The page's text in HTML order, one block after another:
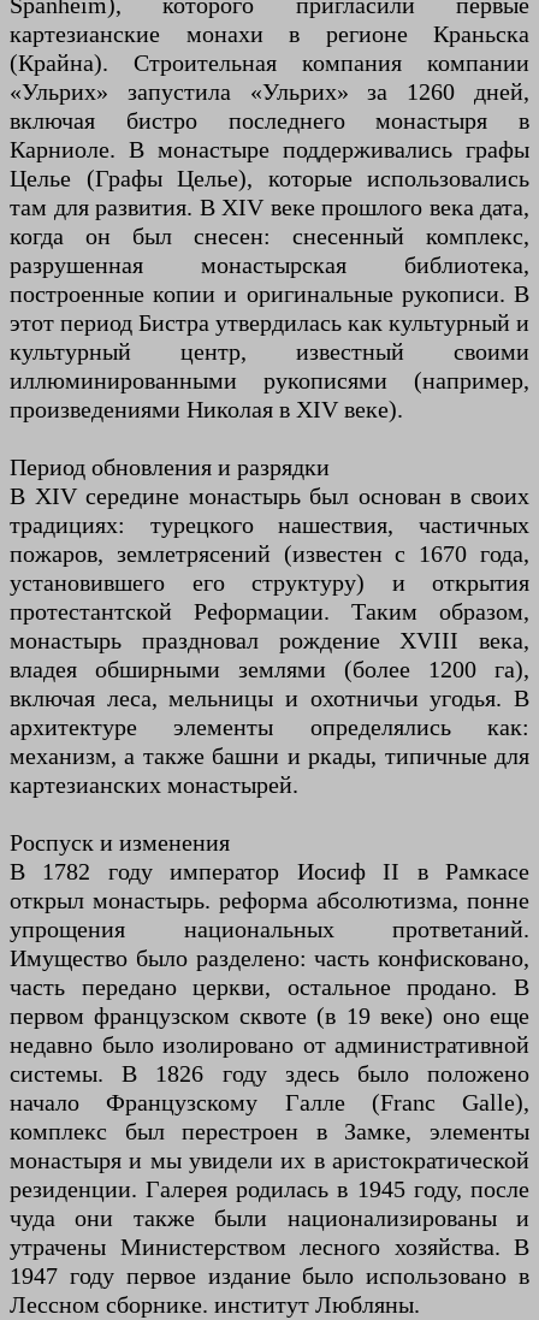
картезианские монахи в регионе Краньска
(Крайна). Строительная компания компании
«Ульрих» запустила «Ульрих» за 1260 дней,
включая бистро последнего монастыря в
Карниоле. В монастыре поддерживались графы
Целье (Графы Целье), которые использовались
там для развития. В XIV веке прошлого века дата,
когда он был снесен: снесенный комплекс,
разрушенная монастырская библиотека,
построенные копии и оригинальные рукописи. В
этот период Бистра утвердилась как культурный и
культурный центр, известный своими
иллюминированными рукописями (например,
произведениями Николая в XIV веке).
Период обновления и разрядки
В XIV середине монастырь был основан в своих
традициях: турецкого нашествия, частичных
пожаров, землетрясений (известен с 1670 года,
установившего его структуру) и открытия
протестантской Реформации. Таким образом,
монастырь праздновал рождение XVIII века,
владея обширными землями (более 1200 га),
включая леса, мельницы и охотничьи угодья. В
архитектуре элементы определялись как:
механизм, а также башни и ркады, типичные для
картезианских монастырей.
Роспуск и изменения
В 1782 году император Иосиф II в Рамкасе
открыл монастырь. реформа абсолютизма, понне
упрощения национальных прответаний.
Имущество было разделено: часть конфисковано,
часть передано церкви, остальное продано. В
первом французском сквоте (в 19 веке) оно еще
недавно было изолировано от административной
системы. В 1826 году здесь было положено
начало Французскому Галле (Franc Galle),
комплекс был перестроен в Замке, элементы
монастыря и мы увидели их в аристократической
резиденции. Галерея родилась в 1945 году, после
чуда они также были национализированы и
утрачены Министерством лесного хозяйства. В
1947 году первое издание было использовано в
Лессном сборнике. институт Любляны.